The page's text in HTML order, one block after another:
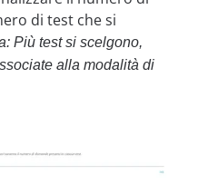
di test che si
Più test si scelgono,
alla modalità di